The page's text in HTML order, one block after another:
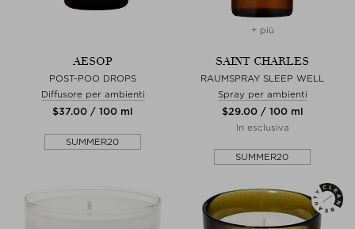
AESOP
POST-POO DROPS
Diffusore per ambienti
$‌37.00 / 100 ml
SUMMER20
+ più
SAINT CHARLES
RAUMSPRAY SLEEP WELL
Spray per ambienti
$‌29.00 / 100 ml
In esclusiva
SUMMER20